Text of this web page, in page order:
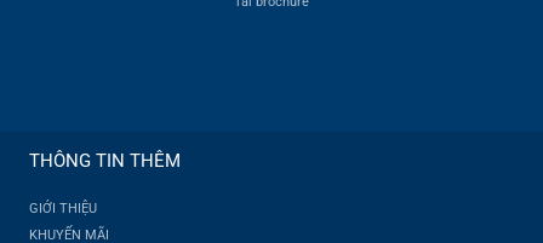
THÔNG TIN THÊM
GIỚI THIỆU
KHUYẾN MÃI